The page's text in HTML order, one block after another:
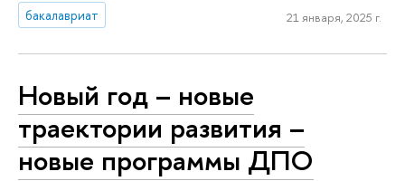
бакалавриат
21 января, 2025 г.
Новый год – новые
траектории развития –
новые программы ДПО